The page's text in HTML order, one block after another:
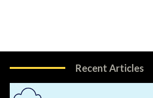
Recent Articles